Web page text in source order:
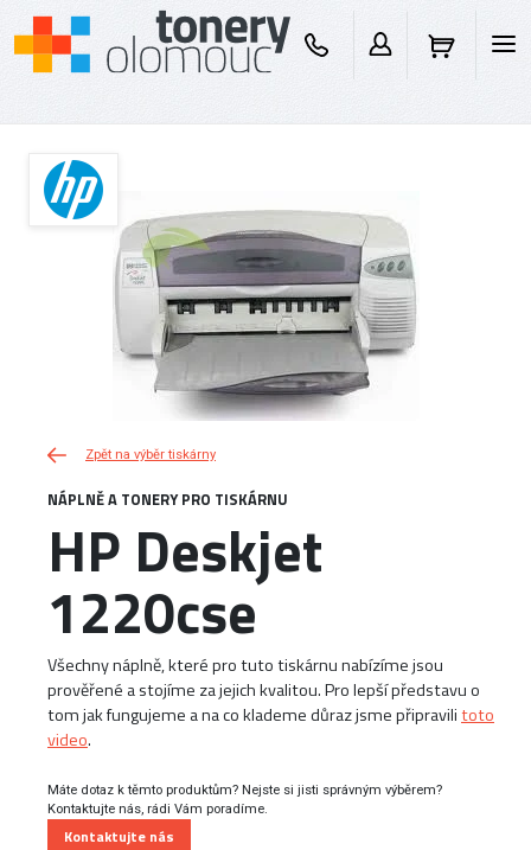
Zpět na výběr tiskárny
NÁPLNĚ A TONERY PRO TISKÁRNU
HP Deskjet
1220cse
Všechny náplně, které pro tuto tiskárnu nabízíme jsou
prověřené a stojíme za jejich kvalitou. Pro lepší představu o
tom jak fungujeme a na co klademe důraz jsme připravilitoto
video.
Máte dotaz k těmto produktům? Nejste si jisti správným výběrem?
Kontaktujte nás, rádi Vám poradíme.
Kontaktujte nás